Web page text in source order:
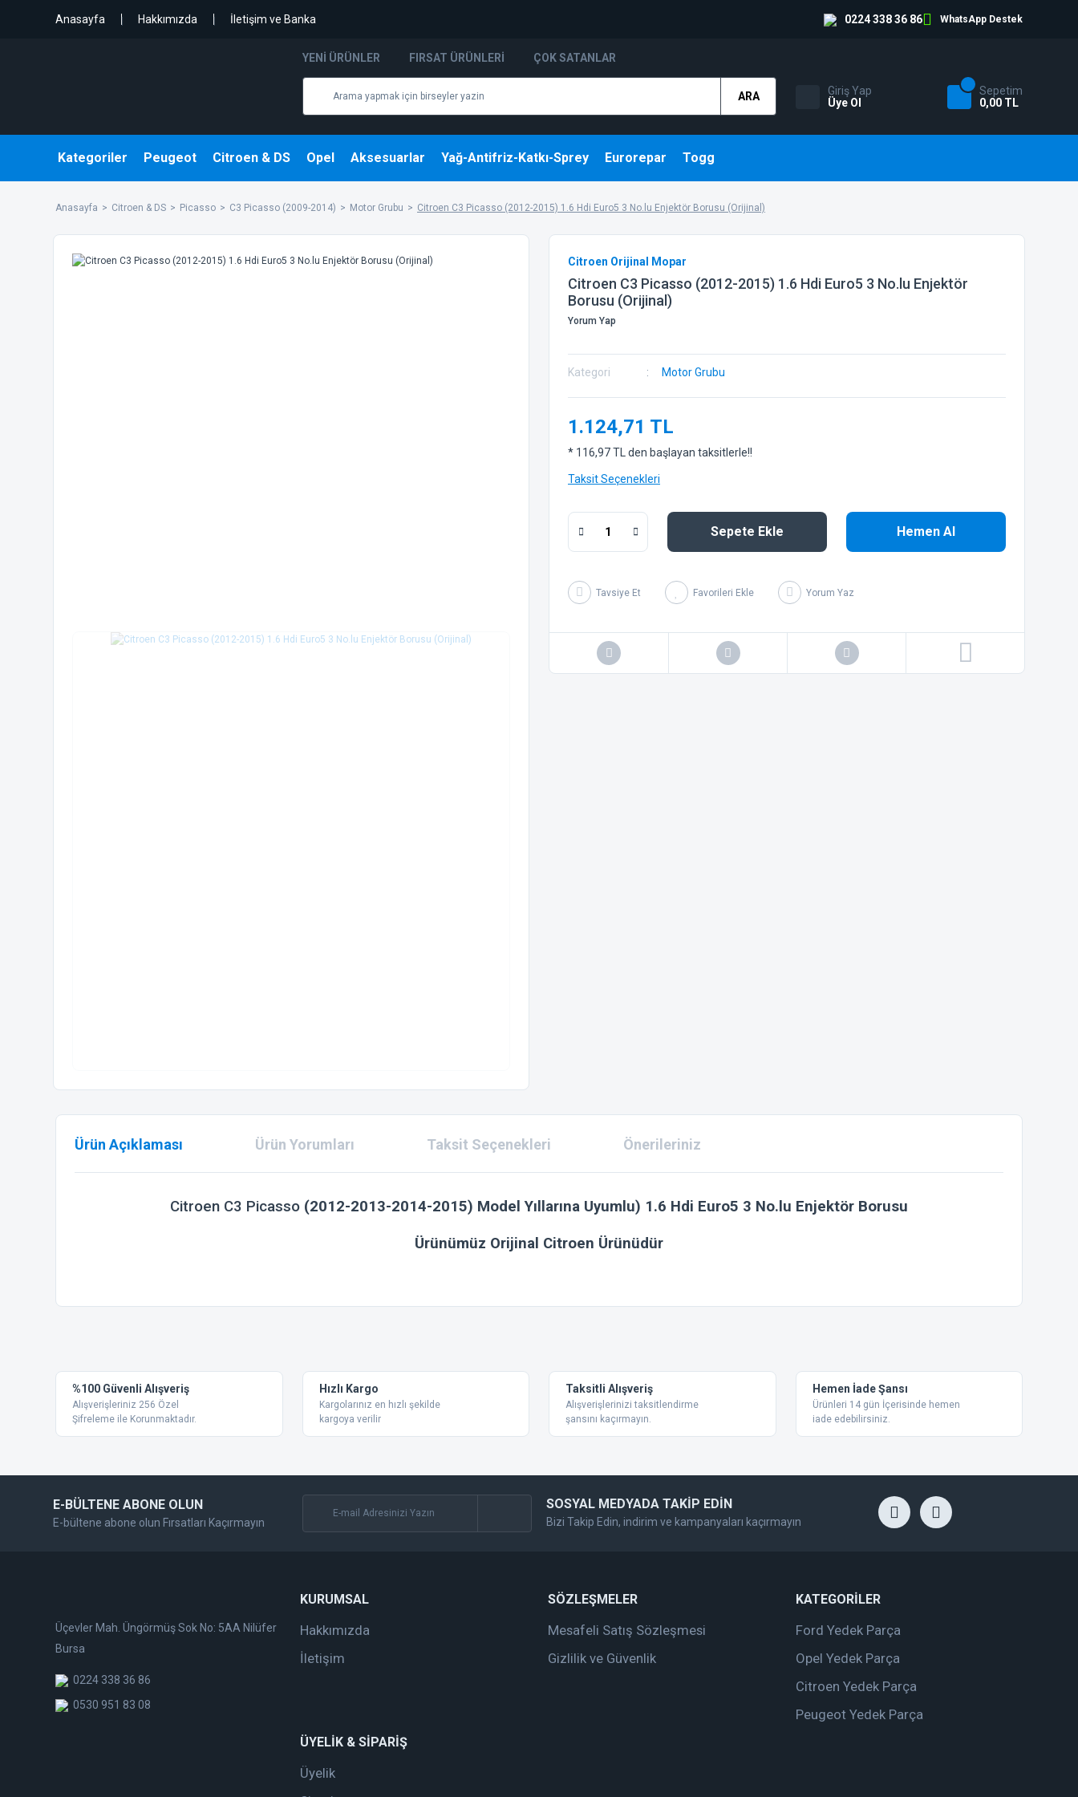
Anasayfa Hakkımızda İletişim ve Banka 0224 338 36 86 WhatsApp Destek
YENI ÜRÜNLER FIRSAT ÜRÜNLERI ÇOK SATANLAR
ARA
Giriş Yap
Üye Ol
Sepetim
0,00 TL
Kategoriler Peugeot Citroen & DS Opel Aksesuarlar Yağ-Antifriz-Katkı-Sprey Eurorepar Togg
Anasayfa Citroen & DS Picasso C3 Picasso (2009-2014) Motor Grubu Citroen C3 Picasso (2012-2015) 1.6 Hdi Euro5 3 No.lu Enjektör Borusu (Orijinal)
Citroen Orijinal Mopar
Citroen C3 Picasso (2012-2015) 1.6 Hdi Euro5 3 No.lu Enjektör
Borusu (Orijinal)
Yorum Yap
Kategori Motor Grubu
1.124,71 TL
* 116,97 TL den başlayan taksitlerle!!
Taksit Seçenekleri
Sepete Ekle Hemen Al
Tavsiye Et Yorum Yaz
Ürün Açıklaması Ürün Yorumları Taksit Seçenekleri Önerileriniz
Citroen C3 Picasso (2012-2013-2014-2015) Model Yıllarına Uyumlu) 1.6 Hdi Euro5 3 No.lu Enjektör Borusu
Ürünümüz Orijinal Citroen Ürünüdür
Ürün resmi kalitesiz, bozuk veya görüntülenemiyor.
Ürün açıklamasında eksik bilgiler bulunuyor.
Ürün bilgilerinde hatalar bulunuyor.
Ürün fiyatı diğer sitelerden daha pahalı.
%100 Güvenli Alışveriş
Alışverişleriniz 256 Özel
Şifreleme ile Korunmaktadır.
Hızlı Kargo
Kargolarınız en hızlı şekilde
kargoya verilir
Taksitli Alışveriş
Alışverişlerinizi taksitlendirme
şansını kaçırmayın.
Hemen İade Şansı
Ürünleri 14 gün İçerisinde hemen
iade edebilirsiniz.
E-BÜLTENE ABONE OLUN
E-bültene abone olun Fırsatları Kaçırmayın
SOSYAL MEDYADA TAKİP EDİN
Bizi Takip Edin, indirim ve kampanyaları kaçırmayın
Üçevler Mah. Üngörmüş Sok No: 5AA Nilüfer
Bursa
0224 338 36 86
0530 951 83 08
KURUMSAL
Hakkımızda
İletişim
SÖZLEŞMELER
Mesafeli Satış Sözleşmesi
Gizlilik ve Güvenlik
KATEGORİLER
Ford Yedek Parça
Opel Yedek Parça
Citroen Yedek Parça
Peugeot Yedek Parça
ÜYELİK & SİPARİŞ
Üyelik